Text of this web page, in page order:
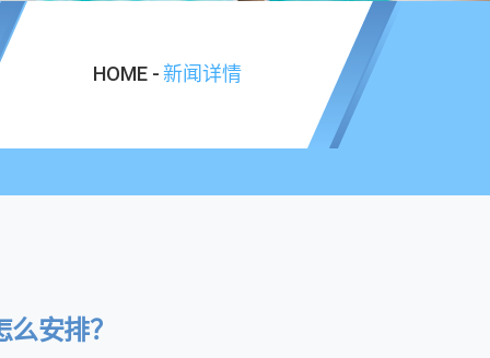
HOME -新闻详情
安排？